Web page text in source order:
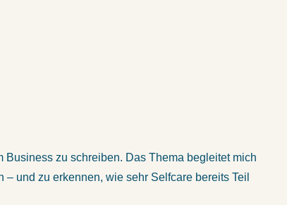
Business zu schreiben. Das Thema begleitet mich
und zu erkennen, wie sehr Selfcare bereits Teil